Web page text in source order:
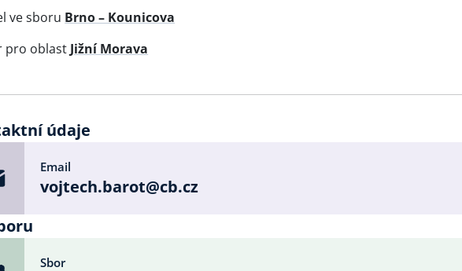
ve sboru Brno – Kounicova
pro oblast Jižní Morava
údaje
Email
vojtech.barot@cb.cz
Sbor